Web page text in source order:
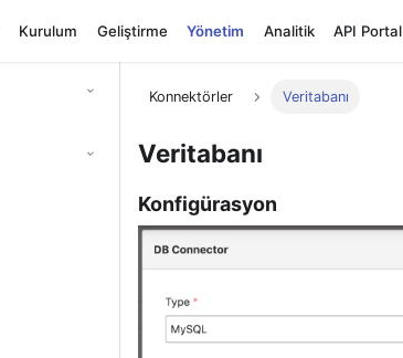
Kurulum Geliştirme Yönetim Analitik API Portal
Konnektörler Veritabanı
Veritabanı
Konfigürasyon